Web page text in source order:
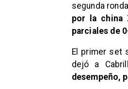
segunda
por la china
parciales de
El primer set
dejó a
desempeño,